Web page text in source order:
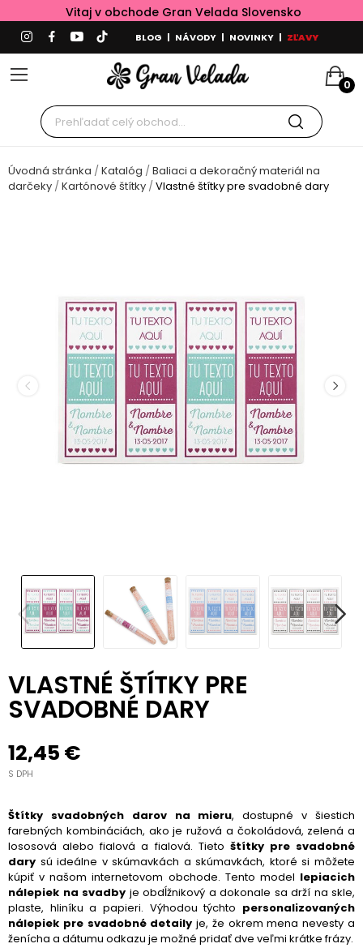
Vitaj v obchode Gran Velada Slovensko
BLOG | NÁVODY | NOVINKY | ZĽAVY
0
Úvodná stránka Katalóg
Baliaci a dekoračný materiál na
darčeky
Kartónové štítky Vlastné štítky pre svadobné dary
VLASTNÉ ŠTÍTKY PRE
SVADOBNÉ DARY
12,45 €
S DPH
Štítky svadobných darov na mieru, dostupné v šiestich
farebných kombináciách, ako je ružová a čokoládová, zelená a
lososová alebo fialová a fialová. Tieto štítky pre svadobné
dary sú ideálne v skúmavkách a skúmavkách, ktoré si môžete
kúpiť v našom internetovom obchode. Tento model lepiacich
nálepiek na svadby je obdĺžnikový a dokonale sa drží na skle,
plaste, hliníku a papieri. Výhodou týchto personalizovaných
nálepiek pre svadobné detaily je, že okrem mena nevesty a
ženícha a dátumu odkazu je možné pridať dve veľmi krátke frázy.